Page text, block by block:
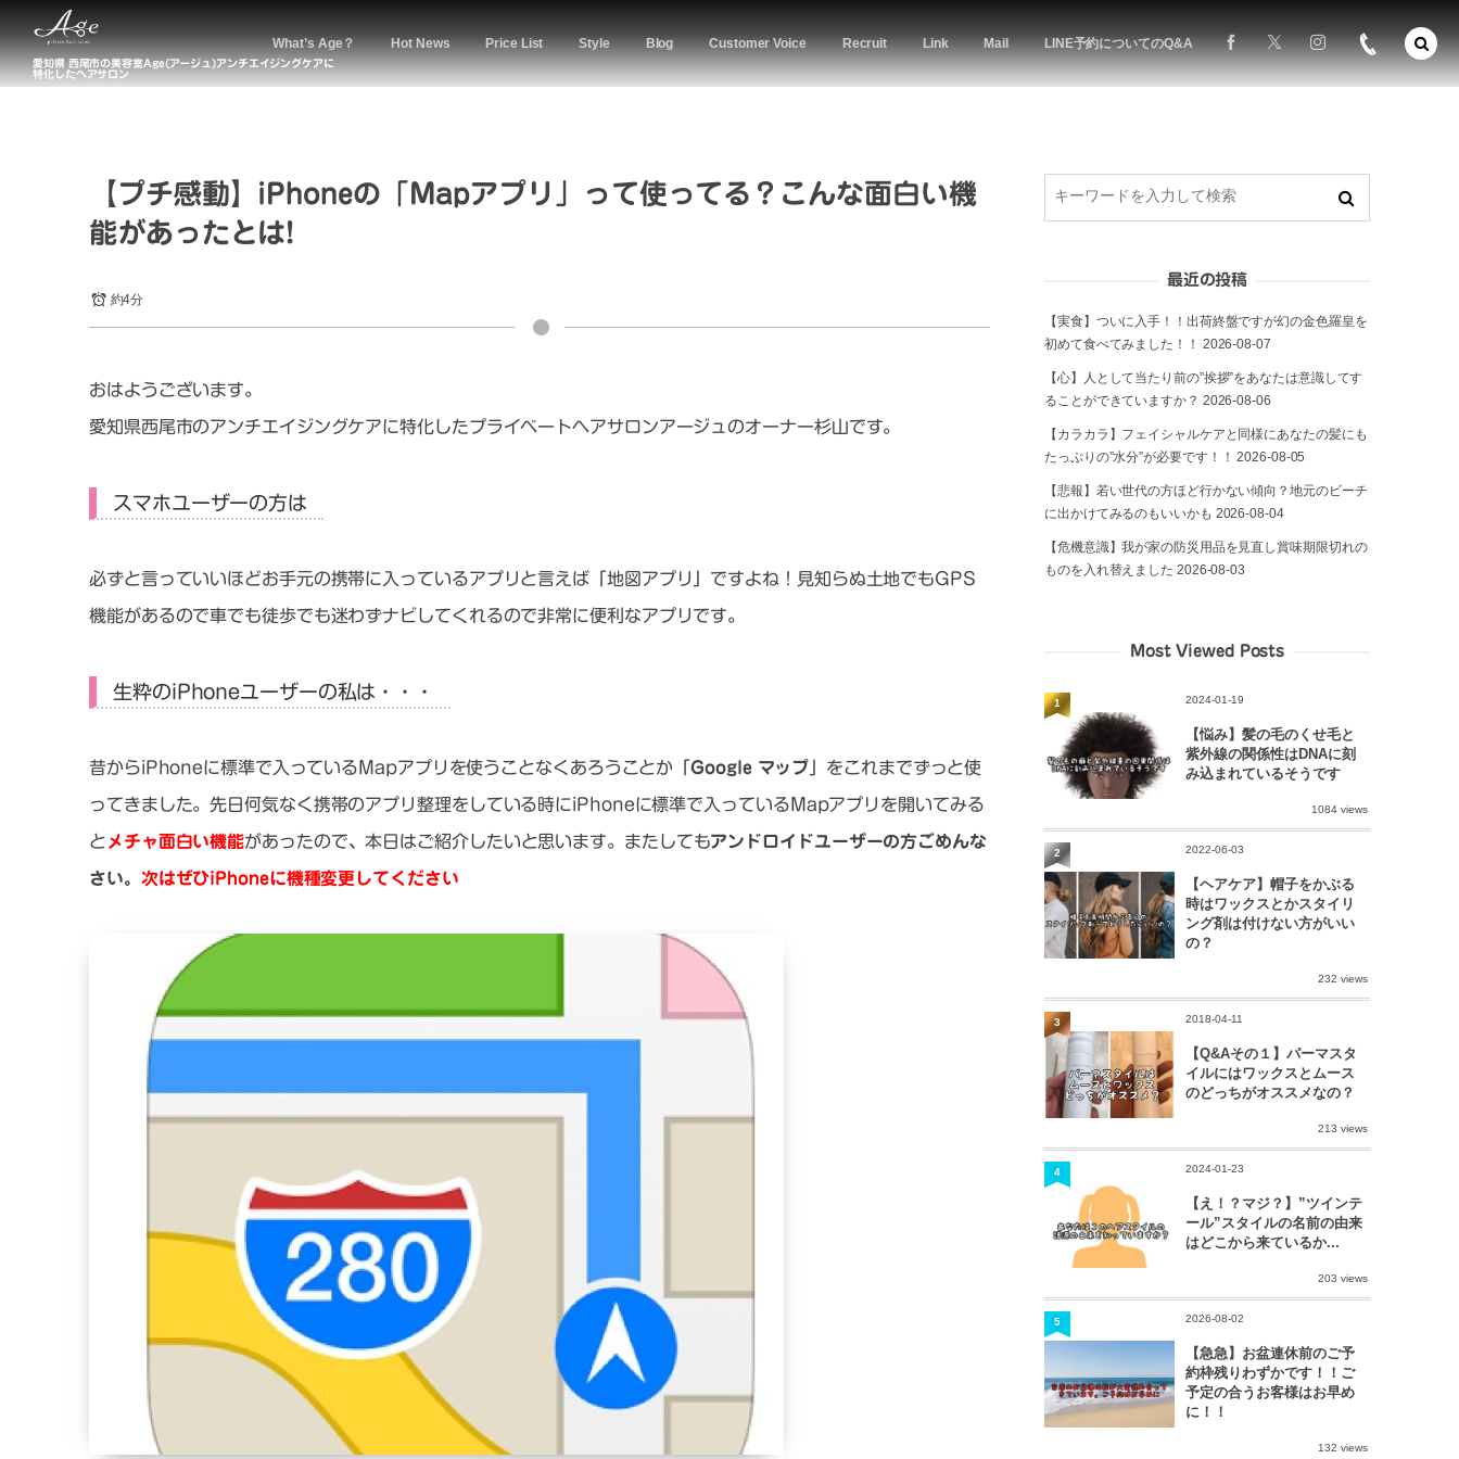
愛知県 西尾市の美容室Age(アージュ)アンチエイジングケアに
特化したヘアサロン
What’s Age？ Hot News Price List Style Blog Customer Voice Recruit Link Mail LINE予約についてのQ&A
【プチ感動】iPhoneの「Mapアプリ」って使ってる？こんな面白い機
能があったとは!
約4分
おはようございます。
愛知県西尾市のアンチエイジングケアに特化したプライベートヘアサロンアージュのオーナー杉山です。
スマホユーザーの方は
必ずと言っていいほどお手元の携帯に入っているアプリと言えば「地図アプリ」ですよね！見知らぬ土地でもGPS
機能があるので車でも徒歩でも迷わずナビしてくれるので非常に便利なアプリです。
生粋のiPhoneユーザーの私は・・・
昔からiPhoneに標準で入っているMapアプリを使うことなくあろうことか「Google マップ 」をこれまでずっと使
ってきました。先日何気なく携帯のアプリ整理をしている時にiPhoneに標準で入っているMapアプリを開いてみる
と メチャ面白い機能があったので、本日はご紹介したいと思います。またしてもアンドロイドユーザーの方ごめんな
さい。 次はぜひiPhoneに機種変更してください
最近の投稿
【実食】ついに入手！！出荷終盤ですが幻の金色羅皇を
初めて食べてみました！！ 2026-08-07
【心】人として当たり前の”挨拶”をあなたは意識してす
ることができていますか？ 2026-08-06
【カラカラ】フェイシャルケアと同様にあなたの髪にも
たっぷりの”水分”が必要です！！ 2026-08-05
【悲報】若い世代の方ほど行かない傾向？地元のビーチ
に出かけてみるのもいいかも 2026-08-04
【危機意識】我が家の防災用品を見直し賞味期限切れの
ものを入れ替えました 2026-08-03
Most Viewed Posts
2024-01-19
【悩み】髪の毛のくせ毛と
紫外線の関係性はDNAに刻
み込まれているそうです
1084 views
1
2022-06-03
【ヘアケア】帽子をかぶる
時はワックスとかスタイリ
ング剤は付けない方がいい
の？
232 views
2
2018-04-11
【Q&Aその１】パーマスタ
イルにはワックスとムース
のどっちがオススメなの？
213 views
3
2024-01-23
【え！？マジ？】”ツインテ
ール”スタイルの名前の由来
はどこから来ているか...
203 views
4
2026-08-02
【急急】お盆連休前のご予
約枠残りわずかです！！ご
予定の合うお客様はお早め
に！！
132 views
5